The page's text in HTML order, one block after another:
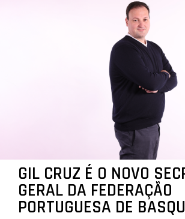
GIL CRUZ É O NOVO
GERAL DA FEDERAÇÃO
PORTUGUESA DE